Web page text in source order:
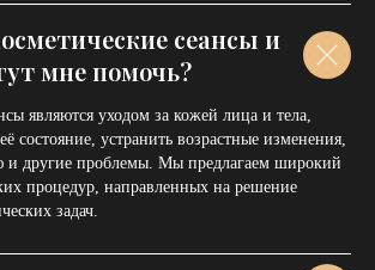
сеансы и
мне помочь?
являются уходом за кожей лица и тела,
состояние, устранить возрастные изменения,
и другие проблемы. Мы предлагаем широкий
процедур, направленных на решение
задач.